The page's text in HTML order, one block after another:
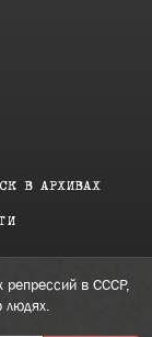
В АРХИВАХ
репрессий в СССР,
людях.